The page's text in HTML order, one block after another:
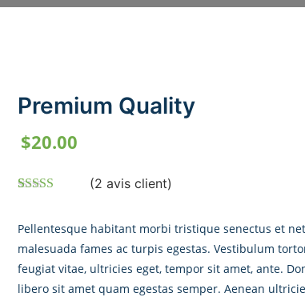
Premium Quality
$20.00
sur
client
(2 avis client)
Pellentesque habitant morbi tristique senectus et
malesuada fames ac turpis egestas. Vestibulum
feugiat vitae, ultricies eget, tempor sit amet, ante.
libero sit amet quam egestas semper. Aenean